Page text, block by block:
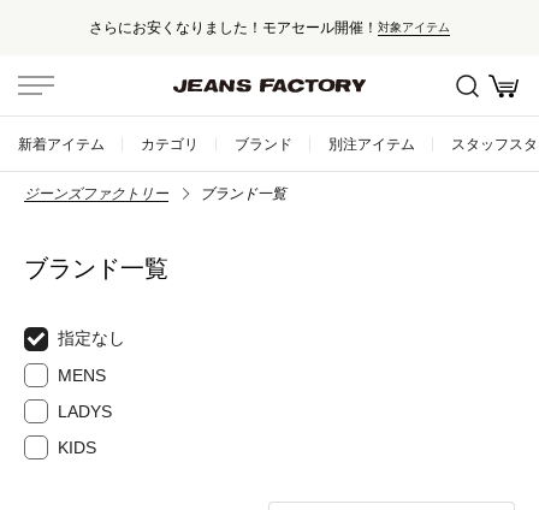
さらにお安くなりました！モアセール開催！ 対象アイテム
新着アイテム カテゴリ ブランド 別注アイテム スタッフス
ジーンズファクトリー ブランド一覧
ブランド一覧
指定なし
MENS
LADYS
KIDS